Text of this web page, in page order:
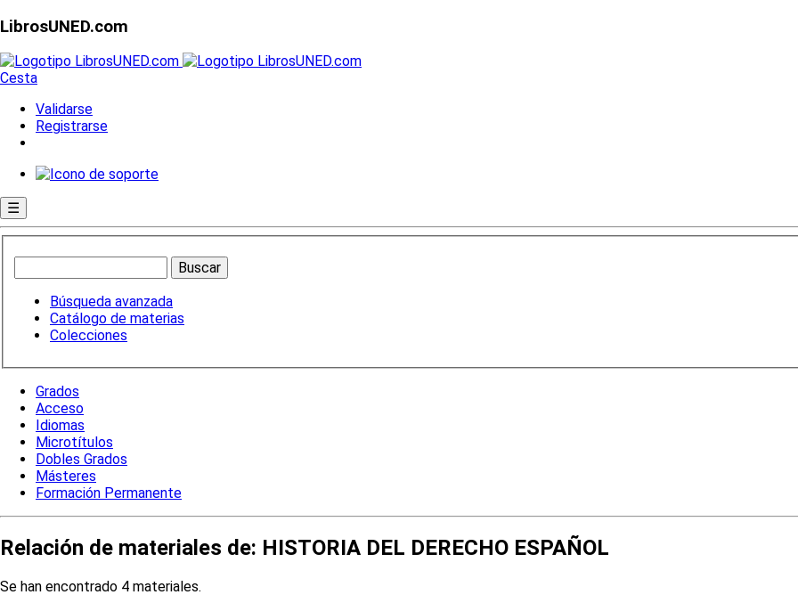
LibrosUNED.com
Cesta
Validarse
Registrarse
☰
Búsqueda avanzada
Catálogo de materias
Colecciones
Grados
Acceso
Idiomas
Microtítulos
Dobles Grados
Másteres
Formación Permanente
Relación de materiales de: HISTORIA DEL DERECHO ESPAÑOL
Se han encontrado 4 materiales.